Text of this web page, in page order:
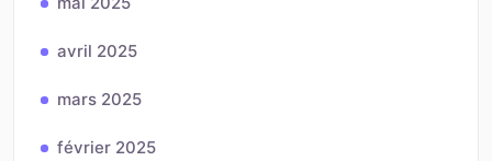
avril 2025
mars 2025
février 2025